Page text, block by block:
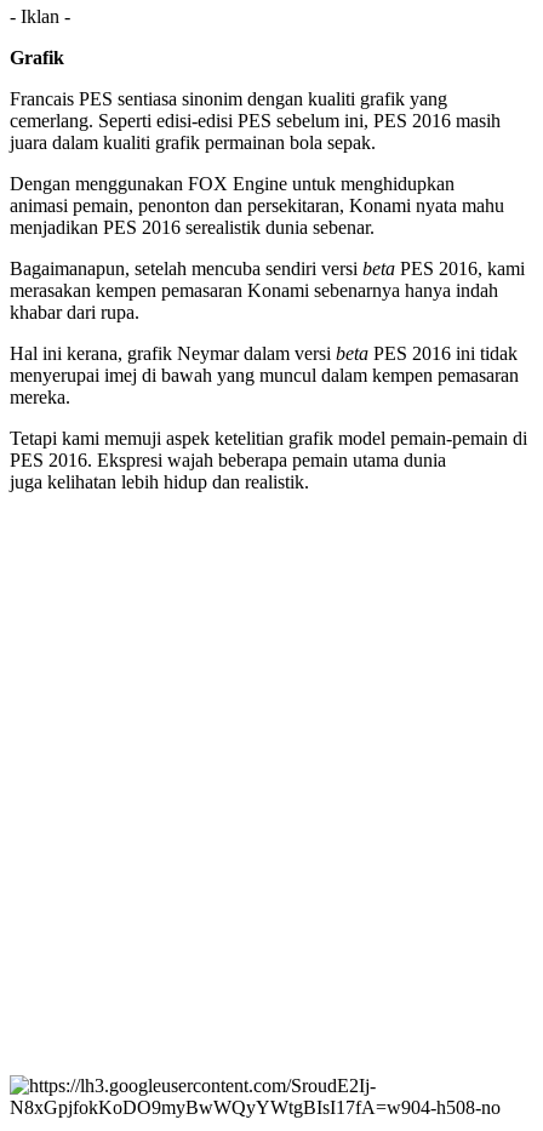
- Iklan -
Grafik
Francais PES sentiasa sinonim dengan kualiti grafik yang
cemerlang. Seperti edisi-edisi PES sebelum ini, PES 2016 masih
juara dalam kualiti grafik permainan bola sepak.
Dengan menggunakan FOX Engine untuk menghidupkan
animasi pemain, penonton dan persekitaran, Konami nyata mahu
menjadikan PES 2016 serealistik dunia sebenar.
Bagaimanapun, setelah mencuba sendiri versi beta PES 2016, kami
merasakan kempen pemasaran Konami sebenarnya hanya indah
khabar dari rupa.
Hal ini kerana, grafik Neymar dalam versi beta PES 2016 ini tidak
menyerupai imej di bawah yang muncul dalam kempen pemasaran
mereka.
Tetapi kami memuji aspek ketelitian grafik model pemain-pemain di
PES 2016. Ekspresi wajah beberapa pemain utama dunia
juga kelihatan lebih hidup dan realistik.